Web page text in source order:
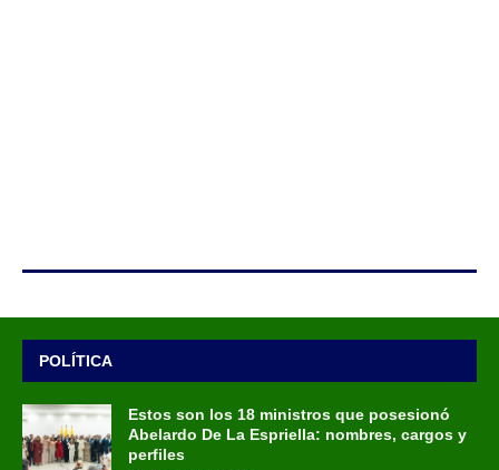
POLÍTICA
Estos son los 18 ministros que posesionó
Abelardo De La Espriella: nombres, cargos y
perfiles